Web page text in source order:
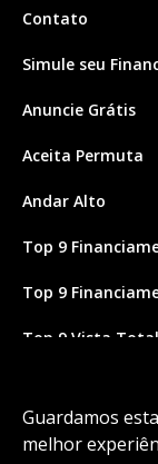
Guardamos
melhor
Contato
Simule seu
Anuncie Grátis
Aceita Permuta
Andar Alto
Top 9
Top 9
Top 9 Vista